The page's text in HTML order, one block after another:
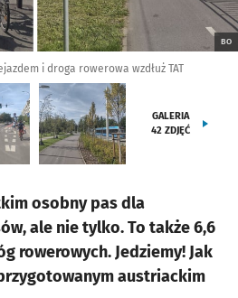
BO
i droga rowerowa wzdłuż TAT
GALERIA
42 ZDJĘĆ
osobny pas dla
ale nie tylko. To także 6,6
rowerowych. Jedziemy! Jak
austriackim